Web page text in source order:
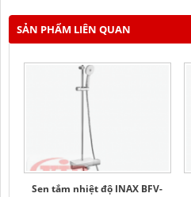
SẢN PHẨM LIÊN QUAN
Sen tắm nhiệt độ INAX BFV-